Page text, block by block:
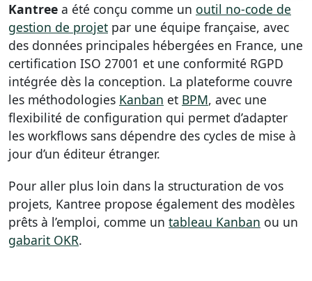
Kantree a été conçu comme un outil no-code de
gestion de projet par une équipe française, avec
des données principales hébergées en France, une
certification ISO 27001 et une conformité RGPD
intégrée dès la conception. La plateforme couvre
les méthodologies Kanban et BPM, avec une
flexibilité de configuration qui permet d’adapter
les workflows sans dépendre des cycles de mise à
jour d’un éditeur étranger.
Pour aller plus loin dans la structuration de vos
projets, Kantree propose également des modèles
prêts à l’emploi, comme un tableau Kanban ou un
gabarit OKR.